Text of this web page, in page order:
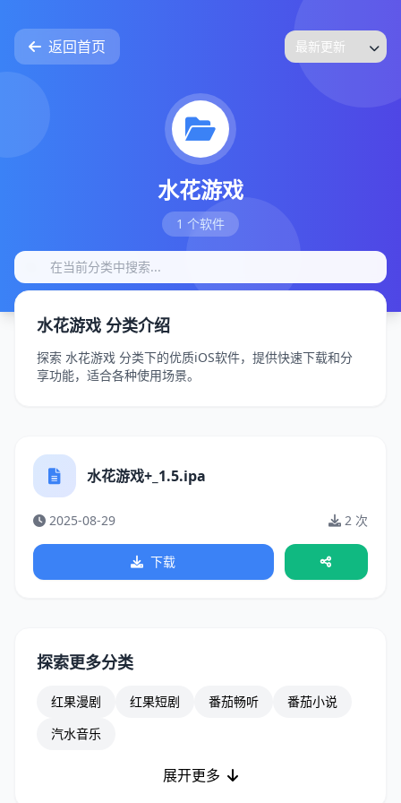
返回首页
水花游戏
1 个软件
水花游戏 分类介绍
探索 水花游戏 分类下的优质iOS软件，提供快速下载和分
享功能，适合各种使用场景。
水花游戏+_1.5.ipa
2025-08-29 2 次
下载
探索更多分类
红果漫剧 红果短剧 番茄畅听
番茄小说
汽水音乐
展开更多